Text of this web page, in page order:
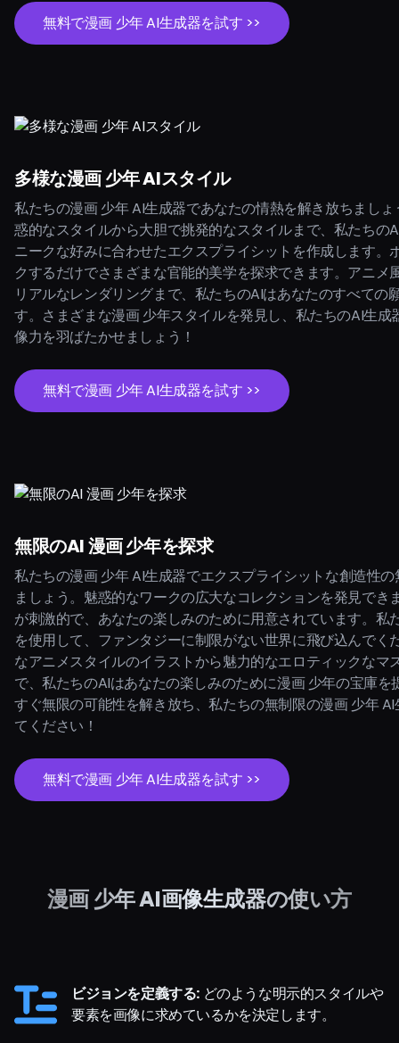
無料で漫画 少年 AI生成器を試す >>
多様な漫画 少年 AIスタイル
私たちの漫画 少年 AI生成器であなたの情熱を解き放ちまし
惑的なスタイルから大胆で挑発的なスタイルまで、私たちの
ニークな好みに合わせたエクスプライシットを作成します。
クするだけでさまざまな官能的美学を探求できます。アニメ
リアルなレンダリングまで、私たちのAIはあなたのすべての
す。さまざまな漫画 少年スタイルを発見し、私たちのAI生成
像力を羽ばたかせましょう！
無料で漫画 少年 AI生成器を試す >>
無限のAI 漫画 少年を探求
私たちの漫画 少年 AI生成器でエクスプライシットな創造性
ましょう。魅惑的なワークの広大なコレクションを発見でき
が刺激的で、あなたの楽しみのために用意されています。私
を使用して、ファンタジーに制限がない世界に飛び込んでく
なアニメスタイルのイラストから魅力的なエロティックなマ
で、私たちのAIはあなたの楽しみのために漫画 少年の宝庫を
すぐ無限の可能性を解き放ち、私たちの無制限の漫画 少年
てください！
無料で漫画 少年 AI生成器を試す >>
漫画 少年 AI画像生成器の使い方
ビジョンを定義する: どのような明示的スタイルや
要素を画像に求めているかを決定します。